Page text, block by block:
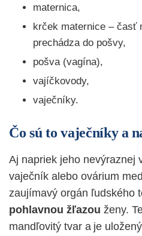
maternica,
krček maternice – časť
prechádza do pošvy,
pošva (vagína),
vajíčkovody,
vaječníky.
Čo sú to vaječníky a
Aj napriek jeho nevýraznej
vaječník alebo ovárium
zaujímavý orgán ľudského
pohlavnou žľazou ženy.
mandľovitý tvar a je